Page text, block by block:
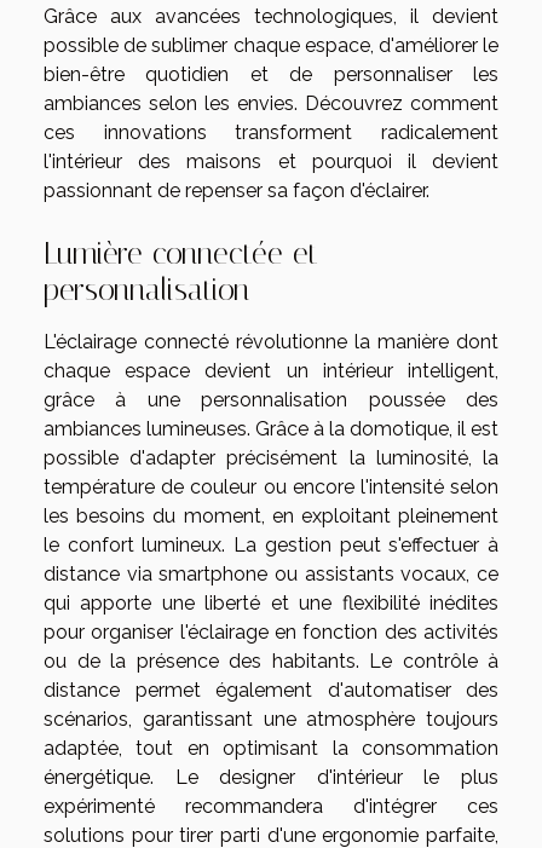
Grâce aux avancées technologiques, il devient
possible de sublimer chaque espace, d'améliorer le
bien-être quotidien et de personnaliser les
ambiances selon les envies. Découvrez comment
ces innovations transforment radicalement
l'intérieur des maisons et pourquoi il devient
passionnant de repenser sa façon d'éclairer.
Lumière connectée et
personnalisation
L'éclairage connecté révolutionne la manière dont
chaque espace devient un intérieur intelligent,
grâce à une personnalisation poussée des
ambiances lumineuses. Grâce à la domotique, il est
possible d'adapter précisément la luminosité, la
température de couleur ou encore l'intensité selon
les besoins du moment, en exploitant pleinement
le confort lumineux. La gestion peut s'effectuer à
distance via smartphone ou assistants vocaux, ce
qui apporte une liberté et une flexibilité inédites
pour organiser l'éclairage en fonction des activités
ou de la présence des habitants. Le contrôle à
distance permet également d'automatiser des
scénarios, garantissant une atmosphère toujours
adaptée, tout en optimisant la consommation
énergétique. Le designer d'intérieur le plus
expérimenté recommandera d'intégrer ces
solutions pour tirer parti d'une ergonomie parfaite,